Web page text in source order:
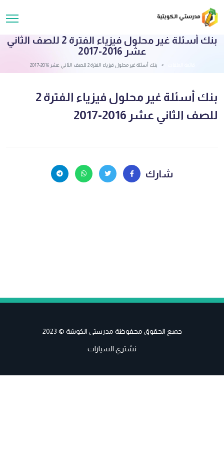
بنك أسئلة غير محلول فيزياء الفترة 2 للصف الثاني
عشر 2016-2017
بنك أسئلة غير محلول فيزياء الفترة 2 للصف الثاني عشر 2016-2017
بنك أسئلة غير محلول فيزياء الفترة 2
للصف الثاني عشر 2016-2017
شارك
جميع الحقوق محفوظة مدرستي الكويتية © 2023
نشتري السيارات